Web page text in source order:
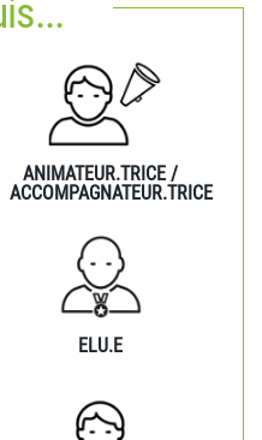
ANIMATEUR.TRICE /
ACCOMPAGNATEUR.TRICE
ELU.E